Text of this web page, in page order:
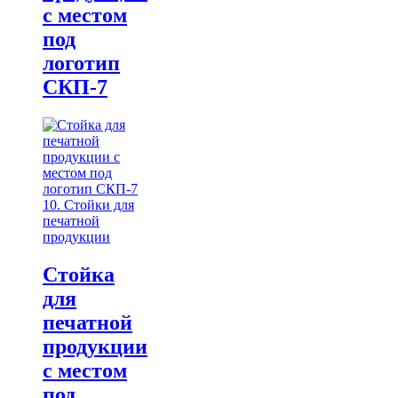
с местом
под
логотип
СКП-7
10. Стойки для
печатной
продукции
Стойка
для
печатной
продукции
с местом